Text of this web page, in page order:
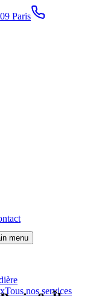
Paris
menu
Tous nos services